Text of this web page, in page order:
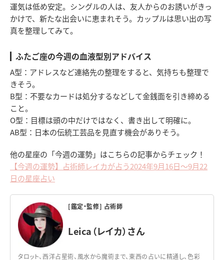
運気は低め安定。シングルの人は、友人からのお誘いがきっ
かけで、新たな出会いに恵まれそう。カップルは思い出の写
真を整理してみて。
ふたご座の今週の血液型別アドバイス
A型：アドレスなど連絡先の整理をすると、気持ちも整理で
きそう。
B型：不要なカードは処分するなどして金銭面を引き締める
こと。
O型：目標は頭の中だけではなく、書き出して明確に。
AB型：日本の伝統工芸品を見直す機会がありそう。
他の星座の「今週の運勢」はこちらの記事からチェック！
【今週の運勢】占術師レイカが占う2024年9月16日～9月22
日の星座占い
[鑑定・監修] 占術師
Leica（レイカ）さん
タロット、西洋占星術、風水から魔術まで、東西の占いに精通し、色彩